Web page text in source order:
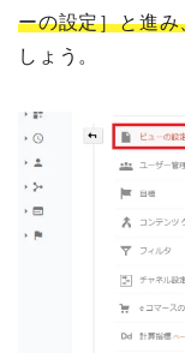
ーの設定］と進
しょう。